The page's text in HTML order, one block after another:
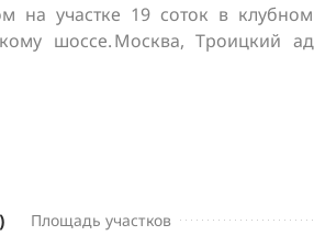
участке 19 соток в клубном
шоссе. Москва, Троицкий
Площадь участков